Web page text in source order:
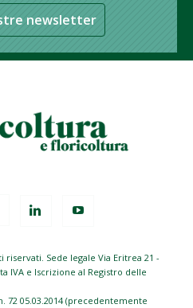
newsletter
Sede legale Via Eritrea 21 -
IVA e Iscrizione al Registro delle
72 05.03.2014 (precedentemente